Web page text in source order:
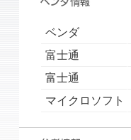
ベンダ
富士通
富士通
マイクロソフト